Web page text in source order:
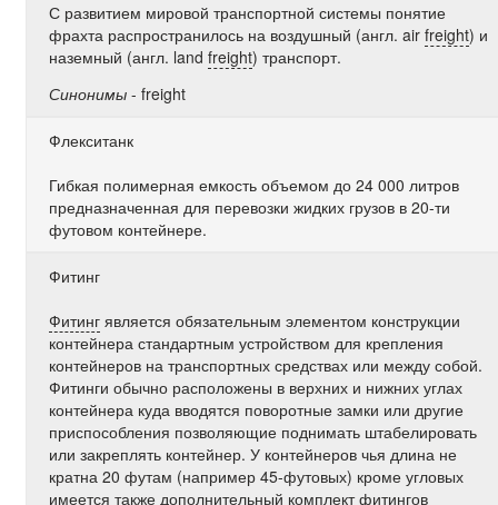
С развитием мировой транспортной системы понятие
фрахта распространилось на воздушный (англ. airfreight) и
наземный (англ. landfreight) транспорт.
Синонимы - freight
Флекситанк
Гибкая полимерная емкость объемом до 24 000 литров
предназначенная для перевозки жидких грузов в 20-ти
футовом контейнере.
Фитинг
Фитинг является обязательным элементом конструкции
контейнера стандартным устройством для крепления
контейнеров на транспортных средствах или между собой.
Фитинги обычно расположены в верхних и нижних углах
контейнера куда вводятся поворотные замки или другие
приспособления позволяющие поднимать штабелировать
или закреплять контейнер. У контейнеров чья длина не
кратна 20 футам (например 45-футовых) кроме угловых
имеется также дополнительный комплект фитингов